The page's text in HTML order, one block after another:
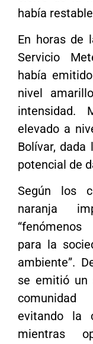
había
En horas de
Servicio
había
nivel
intensidad.
elevado a
Bolívar,
potencial de
Según los
naranja
para la
ambiente”.
se emitió un
evitando la
mientras